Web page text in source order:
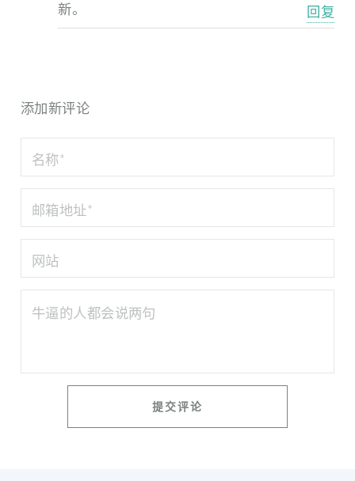
新。
回复
添加新评论